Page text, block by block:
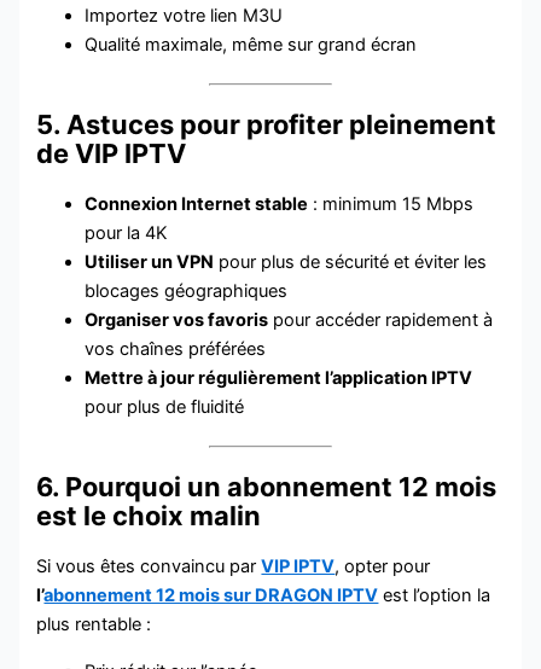
Importez votre lien M3U
Qualité maximale, même sur grand écran
5. Astuces pour profiter pleinement
de VIP IPTV
Connexion Internet stable : minimum 15 Mbps
pour la 4K
Utiliser un VPN pour plus de sécurité et éviter les
blocages géographiques
Organiser vos favoris pour accéder rapidement à
vos chaînes préférées
Mettre à jour régulièrement l’application IPTV
pour plus de fluidité
6. Pourquoi un abonnement 12 mois
est le choix malin
Si vous êtes convaincu parVIP IPTV, opter pour
l’abonnement 12 mois sur DRAGON IPTV est l’option la
plus rentable :